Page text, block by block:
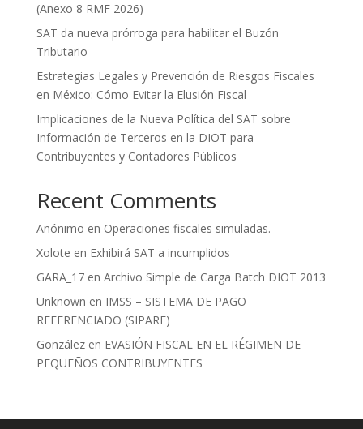
(Anexo 8 RMF 2026)
SAT da nueva prórroga para habilitar el Buzón
Tributario
Estrategias Legales y Prevención de Riesgos Fiscales
en México: Cómo Evitar la Elusión Fiscal
Implicaciones de la Nueva Política del SAT sobre
Información de Terceros en la DIOT para
Contribuyentes y Contadores Públicos
Recent Comments
Anónimo en Operaciones fiscales simuladas.
Xolote en Exhibirá SAT a incumplidos
GARA_17en Archivo Simple de Carga Batch DIOT 2013
Unknown en IMSS – SISTEMA DE PAGO
REFERENCIADO (SIPARE)
Gonzálezen EVASIÓN FISCAL EN EL RÉGIMEN DE
PEQUEÑOS CONTRIBUYENTES